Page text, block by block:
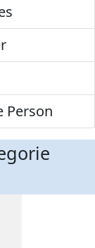
Person